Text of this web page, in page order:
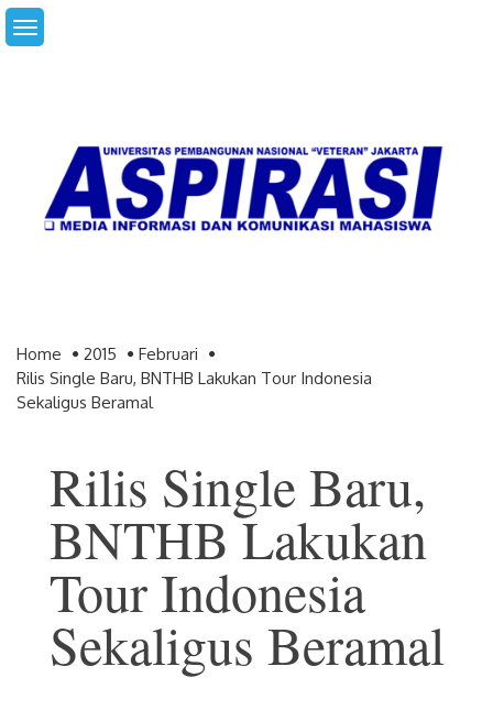
Skip
to
Home 2015
Februari
Rilis Single Baru, BNTHB Lakukan Tour Indonesia
Sekaligus Beramal
Rilis Single Baru,
BNTHB Lakukan
Tour Indonesia
Sekaligus Beramal